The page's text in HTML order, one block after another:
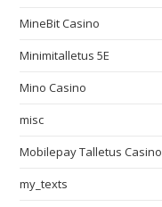
MineBit Casino
Minimitalletus 5E
Mino Casino
misc
Mobilepay Talletus Casino
my_texts